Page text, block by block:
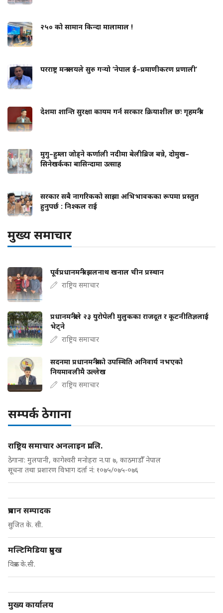
२५० को सामान किन्दा मालामाल !
परराष्ट्र मन्त्रालयले सुरु गर्‍यो ‘नेपाल ई–प्रमाणीकरण प्रणाली’
देशमा शान्ति सुरक्षा कायम गर्न सरकार क्रियाशील छः गृहमन्त्री
मुगु–हुम्ला जोड्ने कर्णाली नदीमा बेलीब्रिज बन्ने, दोमुख–
सिनेखर्कका बासिन्दामा उत्साह
सरकार सबै नागरिकको साझा अभिभावकका रूपमा प्रस्तुत
हुनुपर्छ : निश्कल राई
मुख्य समाचार
पूर्वप्रधानमन्त्री झलनाथ खनाल चीन प्रस्थान
राष्ट्रिय समाचार
प्रधानमन्त्रीले २३ युरोपेली मुलुकका राजदूत र कूटनीतिज्ञलाई
भेट्ने
राष्ट्रिय समाचार
सदनमा प्रधानमन्त्रीको उपस्थिति अनिवार्य नभएको
नियमावलीमै उल्लेख
राष्ट्रिय समाचार
सम्पर्क ठेगाना
राष्ट्रिय समाचार अनलाइन प्रा.लि.
ठेगाना: मुलपानी, कागेश्वरी मनोहरा न.पा ७, काठमाडौँ नेपाल
सूचना तथा प्रशारण विभाग दर्ता नं: १०७५/०७५-०७६
प्रधान सम्पादक
सुजित के. सी.
मल्टिमिडिया प्रमुख
विक्रम के.सी.
मुख्य कार्यालय